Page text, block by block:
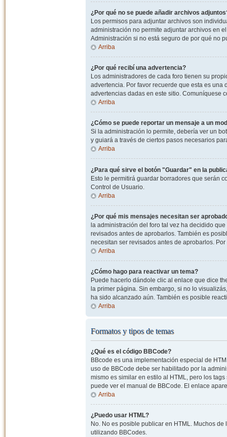
¿Por qué no se puede añadir archivos
Los permisos para adjuntar archivos son
administración no permite adjuntar archivos en
Administración si no está seguro de por qué no
Arriba
¿Por qué recibí una advertencia?
Los administradores de cada foro tienen su
advertencia. Por favor recuerde que esta es
advertencias dadas en este sitio. Comuníquese
Arriba
¿Cómo se puede reportar un mensaje a un
Si la administración lo permite, debería ver un
y guiará a través de ciertos pasos necesarios
Arriba
¿Para qué sirve el botón "Guardar" en la
Esto le permitirá guardar borradores que serán
Control de Usuario.
Arriba
¿Por qué mis mensajes necesitan ser
la administración del foro tal vez ha decidido
revisados antes de aprobarlos. También es
necesitan ser revisados antes de aprobarlos.
Arriba
¿Cómo hago para reactivar un tema?
Puede hacerlo dándole clic al enlace que dice
la primer página. Sin embargo, si no lo
ha sido alcanzado aún. También es posible
Arriba
Formatos y tipos de temas
¿Qué es el código BBCode?
BBcode es una implementación especial de
uso de BBCode debe ser habilitado por la
mismo es similar en estilo al HTML, pero los
puede ver el manual de BBCode. El enlace
Arriba
¿Puedo usar HTML?
No. No es posible publicar en HTML. Muchos
utilizando BBCodes.